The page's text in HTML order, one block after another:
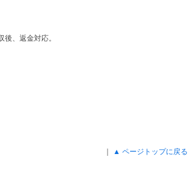
、返金対応。
▲ ページトップに戻る